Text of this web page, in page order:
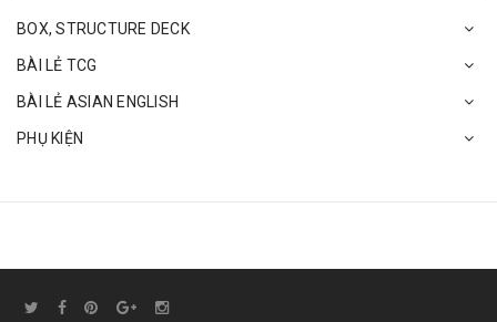
BOX, STRUCTURE DECK
BÀI LẺ TCG
BÀI LẺ ASIAN ENGLISH
PHỤ KIỆN